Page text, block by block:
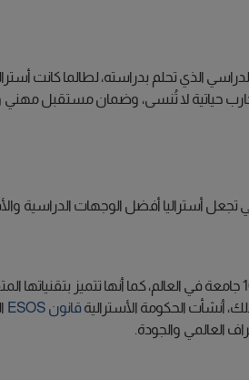
الذي تحلم بدراسته، لطالما كانت
حياتية لا تُنسى، وضمان مستقبل مهني
أستراليا أفضل الوجهات الدراسية
2022، تعد أستراليا موطنًا لسبعة من أفضل 100 جامعة في
قانون ESOS
العالمي والجودة.